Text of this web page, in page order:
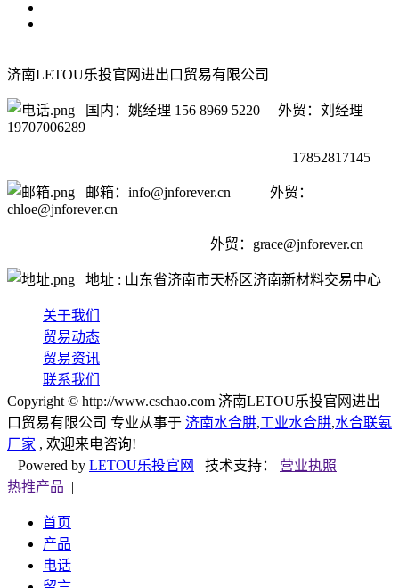
济南LETOU乐投官网进出口贸易有限公司
国内：姚经理 156 8969 5220 外贸：刘经理
19707006289
17852817145
邮箱：info@jnforever.cn 外贸：
chloe@jnforever.cn
外贸： grace@jnforever.cn
地址 : 山东省济南市天桥区济南新材料交易中心
关于我们
贸易动态
贸易资讯
联系我们
Copyright © http://www.cschao.com 济南LETOU乐投官网进出
口贸易有限公司 专业从事于 济南水合肼,工业水合肼,水合联氨
厂家 , 欢迎来电咨询!
Powered by LETOU乐投官网 技术支持： 营业执照
热推产品 |
首页
产品
电话